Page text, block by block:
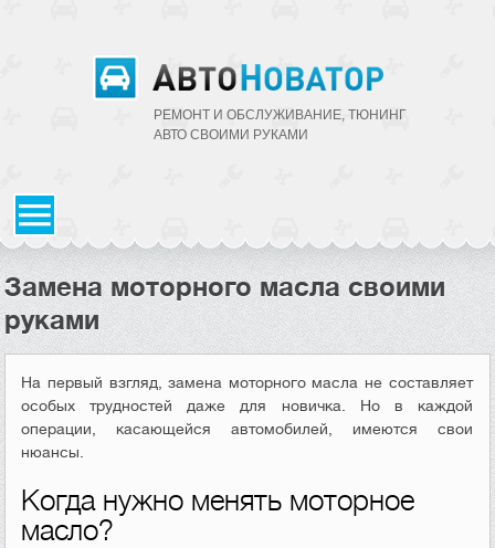
РЕМОНТ И ОБСЛУЖИВАНИЕ, ТЮНИНГ
АВТО CВОИМИ РУКАМИ
Замена моторного масла своими
руками
На первый взгляд, замена моторного масла не составляет
особых трудностей даже для новичка. Но в каждой
операции, касающейся автомобилей, имеются свои
нюансы.
Когда нужно менять моторное
масло?